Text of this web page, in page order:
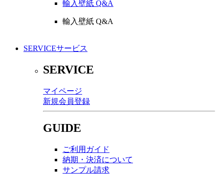
輸入壁紙 Q&A
輸入壁紙 Q&A
SERVICEサービス
SERVICE
マイページ
新規会員登録
GUIDE
ご利用ガイド
納期・決済について
サンプル請求